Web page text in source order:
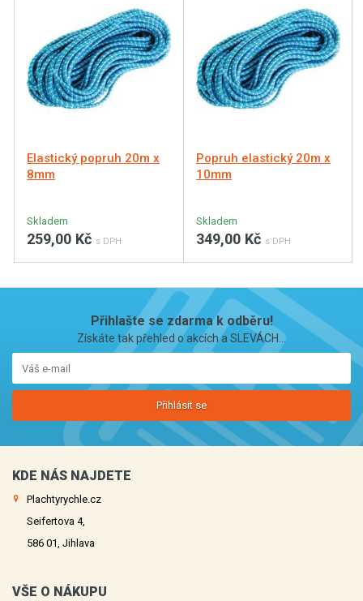
Elastický popruh 20m x
8mm
Skladem
259,00 Kč s DPH
Popruh elastický 20m x
10mm
Skladem
349,00 Kč s DPH
Přihlašte se zdarma k odběru!
Získáte tak přehled o akcích a SLEVÁCH...
Přihlásit se
KDE NÁS NAJDETE
Plachtyrychle.cz
Seifertova 4,
586 01, Jihlava
VŠE O NÁKUPU